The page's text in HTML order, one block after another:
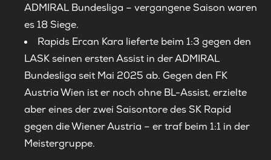
ADMIRAL Bundesliga – vergangene Saison waren
es 18 Siege.
Rapids Ercan Kara lieferte beim 1:3 gegen den
LASK seinen ersten Assist in der ADMIRAL
Bundesliga seit Mai 2025 ab. Gegen den FK
Austria Wien ist er noch ohne BL-Assist, erzielte
aber eines der zwei Saisontore des SK Rapid
gegen die Wiener Austria – er traf beim 1:1 in der
Meistergruppe.